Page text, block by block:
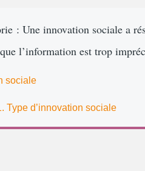
: Une innovation sociale a
l’information est trop
sociale
Type d’innovation sociale